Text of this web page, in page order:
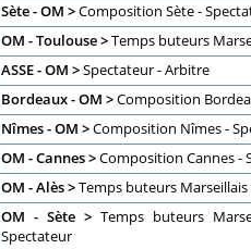
Sète - OM >Composition Sète -
OM - Toulouse >Temps buteurs
ASSE - OM >Spectateur - Arbitre
Bordeaux - OM >Composition
Nîmes - OM >Composition Nîmes -
OM - Cannes >Composition Cannes -
OM - Alès >Temps buteurs
OM - Sète > Temps buteurs
Spectateur